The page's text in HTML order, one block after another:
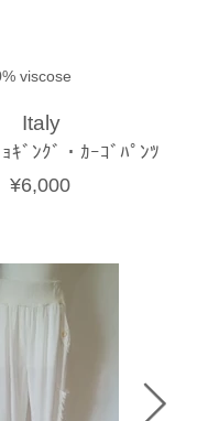
viscose
Italy
ｷﾞﾝｸﾞ・ｶｰｺﾞﾊﾟﾝﾂ
¥6,000